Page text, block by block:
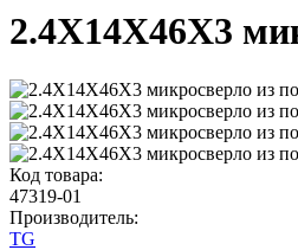
2.4X14X46X3
Код товара:
47319-01
Производитель:
TG